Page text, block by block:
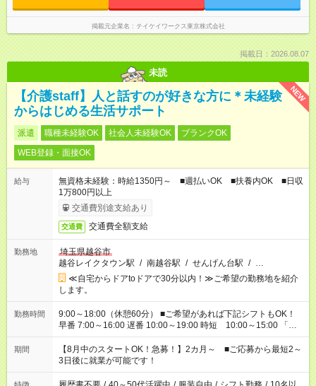
掲載元企業名 テイケイワークス東京株式会社
掲載日：2026.08.07
未読
NEW
【介護staff】人と話すのが好きな方に＊未経験
からはじめる生活サポート
派遣 職種未経験OK 社会人未経験OK
ブランクOK
WEB登録・面接OK
給与
無資格未経験：時給1350円～ ■週払いOK ■扶養内OK ■日収
1万800円以上
交通費別途支給あり
交通費 交通費全額支給
勤務地
埼玉県越谷市
越谷レイクタウン駅 / 南越谷駅 / せんげん台駅 / …
≪自宅からドアtoドアで30分以内！≫ご希望の勤務地を紹介
します。
勤務時間
9:00～18:00（休憩60分） ■ご希望があれば下記シフトもOK！
早番 7:00～16:00 遅番 10:00～19:00 時短 10:00～15:00 「家
族と休みを合わせたい」 「余裕を持って夕飯の準備がしたい」
「できれば残業はしたくない」 など、ご希望を教えてください
ね。 ※Wワーク希望の方へ 今ご覧のお仕事で希望する勤務時間
と、もう1つのお仕事の勤務時間。 合計で週40時間を超える場
合は応募できません。
期間
【8月中のスタートOK！急募！】2カ月～ ■ご応募から最短2～
3日後に就業が可能です！